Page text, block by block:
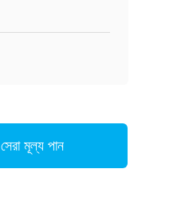
সেরা মূল্য পান